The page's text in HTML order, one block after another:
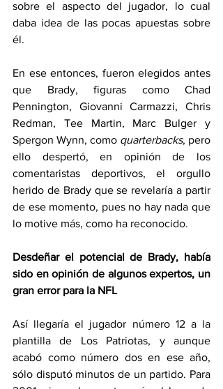
sobre el aspecto del jugador, lo cual
daba idea de las pocas apuestas sobre
él.
En ese entonces, fueron elegidos antes
que Brady, figuras como Chad
Pennington, Giovanni Carmazzi, Chris
Redman, Tee Martin, Marc Bulger y
Spergon Wynn, como quarterbacks, pero
ello despertó, en opinión de los
comentaristas deportivos, el orgullo
herido de Brady que se revelaría a partir
de ese momento, pues no hay nada que
lo motive más, como ha reconocido.
Desdeñar el potencial de Brady, había
sido en opinión de algunos expertos, un
gran error para la NFL
Así llegaría el jugador número 12 a la
plantilla de Los Patriotas, y aunque
acabó como número dos en ese año,
sólo disputó minutos de un partido. Para